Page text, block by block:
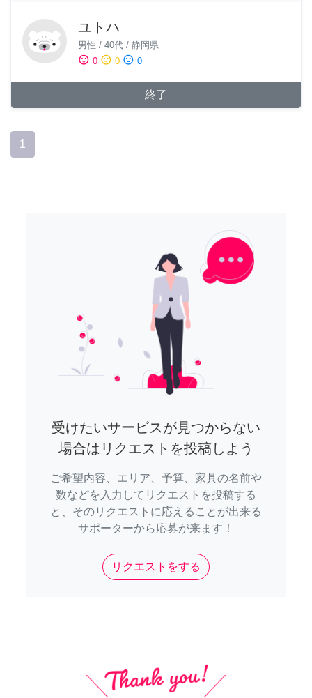
ユトハ
男性 / 40代 / 静岡県
sentiment_satisfied 0 sentiment_neutral 0 sentiment_dissatisfied 0
終了
1
受けたいサービスが見つからない
場合はリクエストを投稿しよう
ご希望内容、エリア、予算、家具の名前や
数などを入力してリクエストを投稿する
と、そのリクエストに応えることが出来る
サポーターから応募が来ます！
リクエストをする